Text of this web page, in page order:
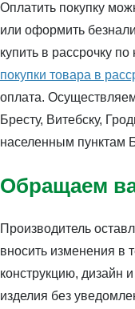
Оплатить покупку
или оформить
купить в рассрочку
покупки товара в
оплата.
Бресту, Витебску,
населенным пунктам
Обращаем
Производитель
вносить изменения в
конструкцию, дизайн
изделия без